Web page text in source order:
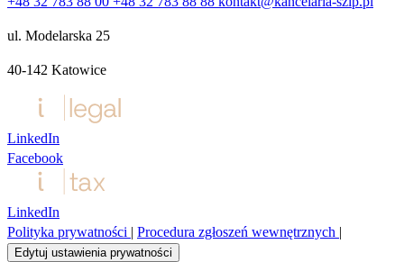
ul. Modelarska 25
40‑142 Katowice
LinkedIn
Facebook
LinkedIn
Polityka prywatności | Procedura zgłoszeń wewnętrznych |
Edytuj ustawienia prywatności